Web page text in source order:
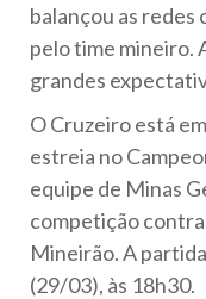
balançou as redes
pelo time mineiro.
grandes
O Cruzeiro está
estreia no
equipe de Minas
competição
Mineirão. A
(29/03), às 18h30.